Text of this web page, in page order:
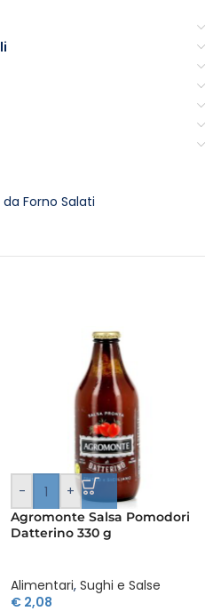
Forno Salati
- +
Agromonte Salsa Pomodori
Datterino 330 g
Alimentari, Sughi e Salse
€ 2,08